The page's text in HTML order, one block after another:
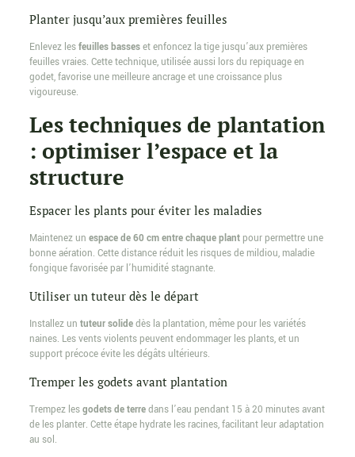
Planter jusqu’aux premières feuilles
Enlevez lesfeuilles basseset enfoncez la tige jusqu’aux premières
feuilles vraies. Cette technique, utilisée aussi lors du repiquage en
godet, favorise une meilleure ancrage et une croissance plus
vigoureuse.
Les techniques de plantation
: optimiser l’espace et la
structure
Espacer les plants pour éviter les maladies
Maintenez un espace de 60 cm entre chaque plantpour permettre une
bonne aération. Cette distance réduit les risques de mildiou, maladie
fongique favorisée par l’humidité stagnante.
Utiliser un tuteur dès le départ
Installez un tuteur solidedès la plantation, même pour les variétés
naines. Les vents violents peuvent endommager les plants, et un
support précoce évite les dégâts ultérieurs.
Tremper les godets avant plantation
Trempez lesgodets de terredans l’eau pendant 15 à 20 minutes avant
de les planter. Cette étape hydrate les racines, facilitant leur adaptation
au sol.